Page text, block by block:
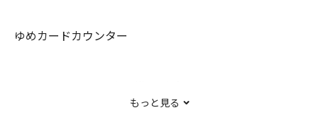
ゆめカードカウンター
もっと見る